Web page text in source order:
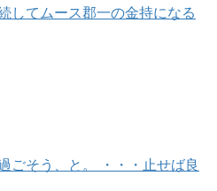
してムース郡一の金持になる
ごそう、と。 ・・・止せば良